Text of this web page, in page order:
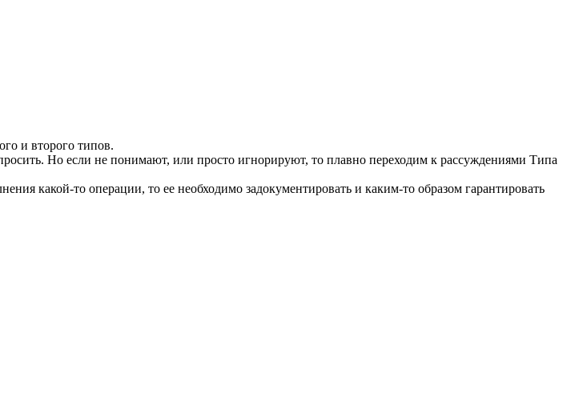
и второго типов.
Но если не понимают, или просто игнорируют, то плавно переходим к рассуждениями Типа
какой-то операции, то ее необходимо задокументировать и каким-то образом гарантировать